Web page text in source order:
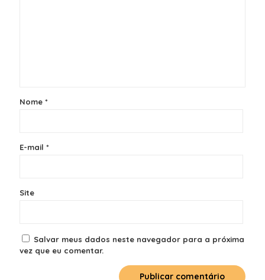
Nome *
E-mail *
Site
Salvar meus dados neste navegador para a próxima
vez que eu comentar.